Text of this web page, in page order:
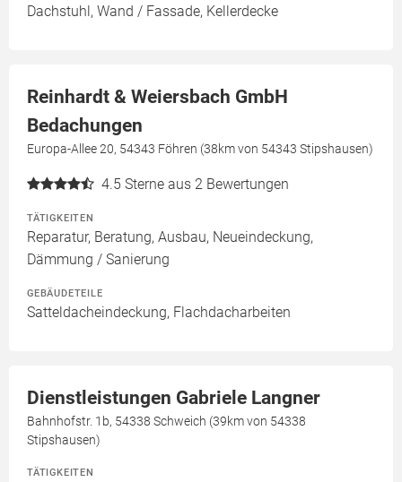
Dachstuhl, Wand / Fassade, Kellerdecke
Reinhardt & Weiersbach GmbH
Bedachungen
Europa-Allee 20, 54343 Föhren (38km von 54343 Stipshausen)
4.5 Sterne aus 2 Bewertungen
TÄTIGKEITEN
Reparatur, Beratung, Ausbau, Neueindeckung,
Dämmung / Sanierung
GEBÄUDETEILE
Satteldacheindeckung, Flachdacharbeiten
Dienstleistungen Gabriele Langner
Bahnhofstr. 1b, 54338 Schweich (39km von 54338
Stipshausen)
TÄTIGKEITEN